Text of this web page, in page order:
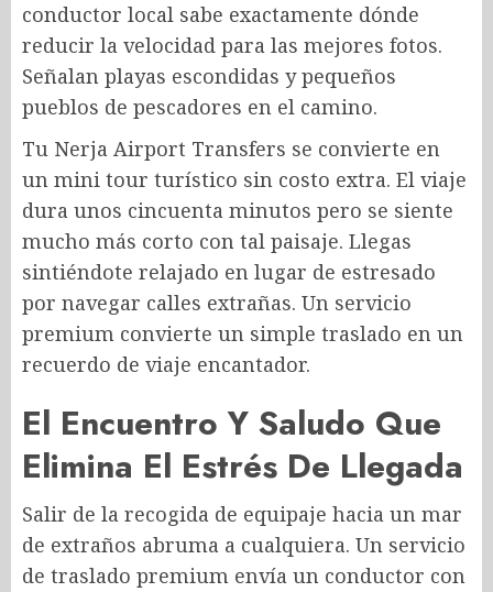
conductor local sabe exactamente dónde
reducir la velocidad para las mejores fotos.
Señalan playas escondidas y pequeños
pueblos de pescadores en el camino.
Tu Nerja Airport Transfers se convierte en
un mini tour turístico sin costo extra. El viaje
dura unos cincuenta minutos pero se siente
mucho más corto con tal paisaje. Llegas
sintiéndote relajado en lugar de estresado
por navegar calles extrañas. Un servicio
premium convierte un simple traslado en un
recuerdo de viaje encantador.
El Encuentro Y Saludo Que
Elimina El Estrés De Llegada
Salir de la recogida de equipaje hacia un mar
de extraños abruma a cualquiera. Un servicio
de traslado premium envía un conductor con